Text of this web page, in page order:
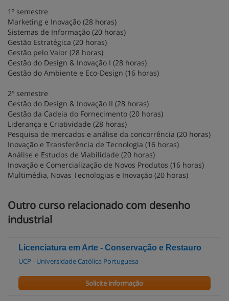
1º semestre
Marketing e Inovação (28 horas)
Sistemas de Informação (20 horas)
Gestão Estratégica (20 horas)
Gestão pelo Valor (28 horas)
Gestão do Design & Inovação I (28 horas)
Gestão do Ambiente e Eco-Design (16 horas)
2º semestre
Gestão do Design & Inovação II (28 horas)
Gestão da Cadeia do Fornecimento (20 horas)
Liderança e Criatividade (28 horas)
Pesquisa de mercados e análise da concorrência (20 horas)
Inovação e Transferência de Tecnologia (16 horas)
Análise e Estudos de Viabilidade (20 horas)
Inovação e Comercialização de Novos Produtos (16 horas)
Multimédia, Novas Tecnologias e Inovação (20 horas)
Outro curso relacionado com desenho
industrial
Licenciatura em Arte - Conservação e Restauro
UCP - Universidade Católica Portuguesa
Solicite informação